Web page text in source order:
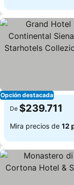
Opción destacada
De $239.711
Mira precios de 12